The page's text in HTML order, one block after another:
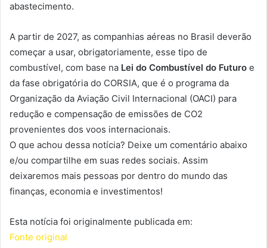
abastecimento.
A partir de 2027, as companhias aéreas no Brasil deverão
começar a usar, obrigatoriamente, esse tipo de
combustível, com base na Lei do Combustível do Futuro e
da fase obrigatória do CORSIA, que é o programa da
Organização da Aviação Civil Internacional (OACI) para
redução e compensação de emissões de CO2
provenientes dos voos internacionais.
O que achou dessa notícia? Deixe um comentário abaixo
e/ou compartilhe em suas redes sociais. Assim
deixaremos mais pessoas por dentro do mundo das
finanças, economia e investimentos!
Esta notícia foi originalmente publicada em:
Fonte original